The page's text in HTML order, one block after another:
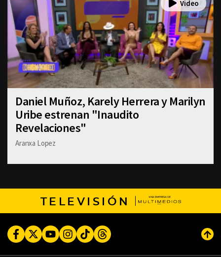
Daniel Muñoz, Karely Herrera y Marilyn
Uribe estrenan "Inaudito
Revelaciones"
Aranxa Lopez
TELEVISIÓN
FacebookTwitterYoutubeInstagram
TikTokThreads